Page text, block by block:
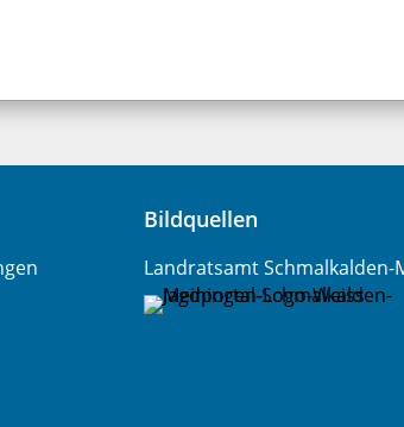
Bildquellen
Landratsamt Schmalkalden-